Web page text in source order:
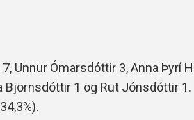
Unnur Ómarsdóttir 3, Anna Þyrí
Björnsdóttir 1 og Rut Jónsdóttir 1.